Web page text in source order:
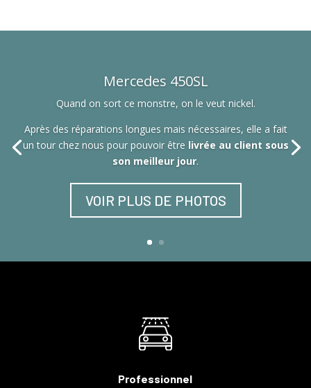
Mercedes 450SL
Quand on sort ce monstre, on le veut nickel.
Après des réparations longues mais nécessaires, elle a fait
un tour chez nous pour pouvoir être livrée au client sous
son meilleur jour.
VOIR PLUS DE PHOTOS
Professionnel